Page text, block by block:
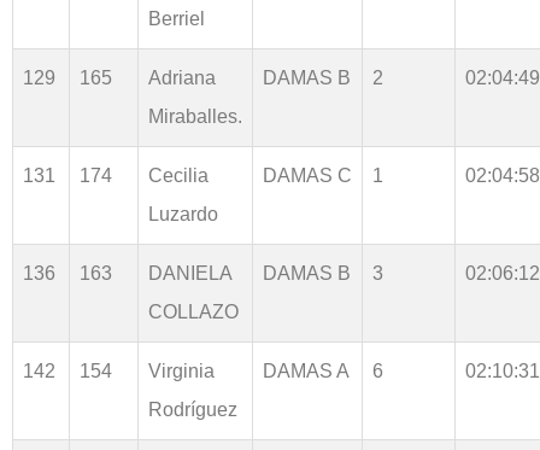
Berriel
129 165
Adriana
Miraballes.
DAMAS B 2 02:04:49
131 174
Cecilia
Luzardo
DAMAS C 1 02:04:58
136 163
DANIELA
COLLAZO
DAMAS B 3 02:06:12
142 154
Virginia
Rodríguez
DAMAS A 6 02:10:31